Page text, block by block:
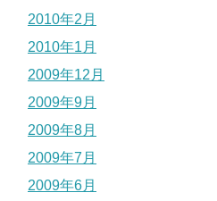
2010年2月
2010年1月
2009年12月
2009年9月
2009年8月
2009年7月
2009年6月